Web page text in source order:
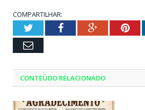
COMPARTILHAR:
TwitterFacebookGoogle+
Email
CONTEÚDO RELACIONADO